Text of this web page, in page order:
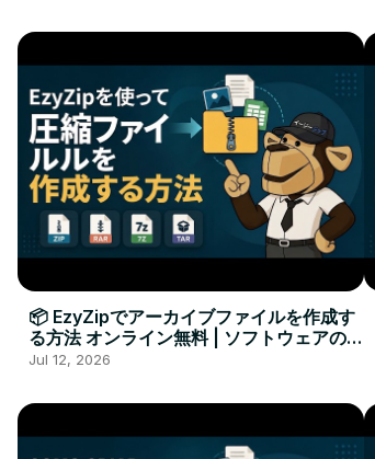
📦 EzyZipでアーカイブファイルを作成す
る方法 オンライン無料 | ソフトウェアのイ
ンストール不要
Jul 12, 2026